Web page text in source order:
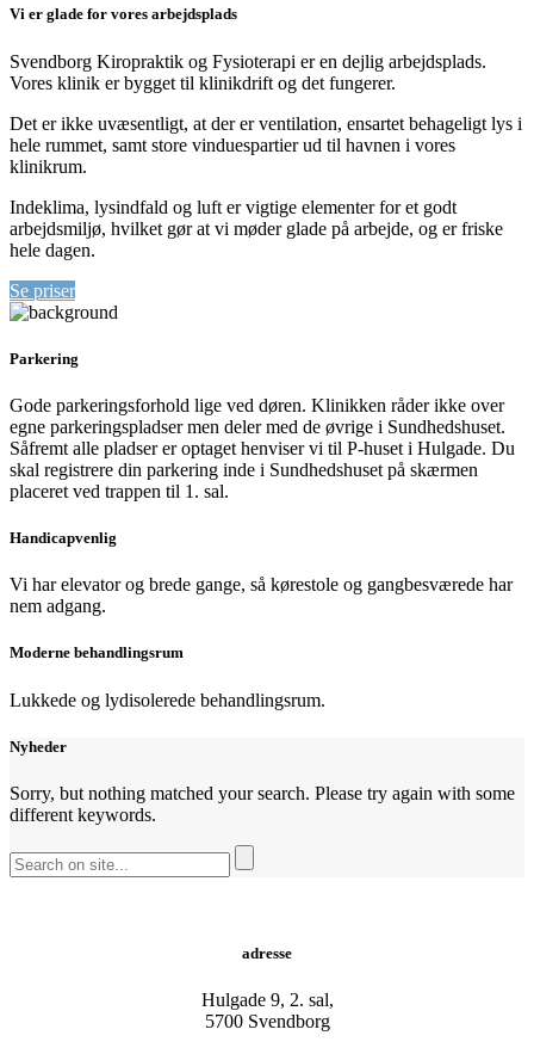
Vi er glade for vores arbejdsplads
Svendborg Kiropraktik og Fysioterapi er en dejlig arbejdsplads.
Vores klinik er bygget til klinikdrift og det fungerer.
Det er ikke uvæsentligt, at der er ventilation, ensartet behageligt lys i
hele rummet, samt store vinduespartier ud til havnen i vores
klinikrum.
Indeklima, lysindfald og luft er vigtige elementer for et godt
arbejdsmiljø, hvilket gør at vi møder glade på arbejde, og er friske
hele dagen.
Se priser
Parkering
Gode parkeringsforhold lige ved døren. Klinikken råder ikke over
egne parkeringspladser men deler med de øvrige i Sundhedshuset.
Såfremt alle pladser er optaget henviser vi til P-huset i Hulgade. Du
skal registrere din parkering inde i Sundhedshuset på skærmen
placeret ved trappen til 1. sal.
Handicapvenlig
Vi har elevator og brede gange, så kørestole og gangbesværede har
nem adgang.
Moderne behandlingsrum
Lukkede og lydisolerede behandlingsrum.
Nyheder
Sorry, but nothing matched your search. Please try again with some
different keywords.
adresse
Hulgade 9, 2. sal,
​5700 Svendborg